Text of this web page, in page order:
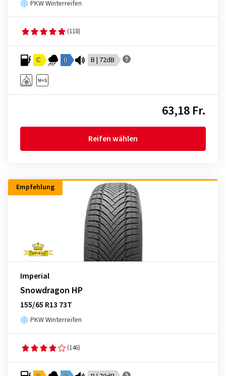
PKW Winterreifen
(118)
C B B | 72dB
63,18 Fr.
Reifen wählen
Empfehlung
Imperial
Snowdragon HP
155/65 R13 73T
PKW Winterreifen
(146)